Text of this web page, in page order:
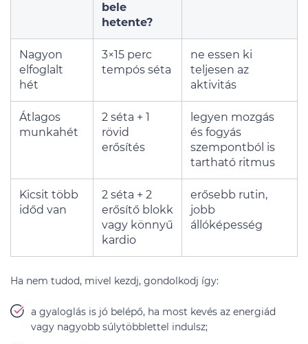
bele
hetente?
Nagyon
elfoglalt
hét
3×15 perc
tempós séta
ne essen ki
teljesen az
aktivitás
Átlagos
munkahét
2 séta + 1
rövid
erősítés
legyen mozgás
és fogyás
szempontból is
tartható ritmus
Kicsit több
időd van
2 séta + 2
erősítő blokk
vagy könnyű
kardio
erősebb rutin,
jobb
állóképesség
Ha nem tudod, mivel kezdj, gondolkodj így:
a gyaloglás is jó belépő, ha most kevés az energiád
vagy nagyobb súlytöbblettel indulsz;